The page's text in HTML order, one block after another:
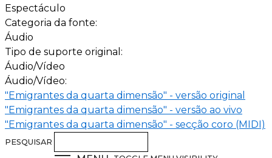
Espectáculo
Categoria da fonte:
Áudio
Tipo de suporte original:
Áudio/Vídeo
Áudio/Vídeo:
"Emigrantes da quarta dimensão" - versão original
"Emigrantes da quarta dimensão" - versão ao vivo
"Emigrantes da quarta dimensão" - secção coro (MIDI)
PESQUISAR